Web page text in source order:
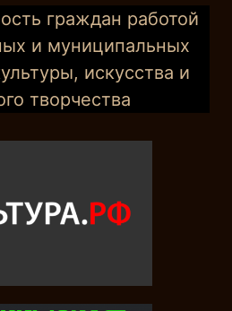
граждан работой
и муниципальных
искусства и
творчества